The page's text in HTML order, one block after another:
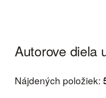
Autorove diela
Nájdených položiek: